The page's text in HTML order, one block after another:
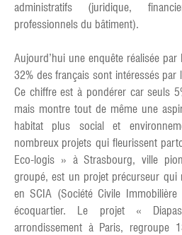
administratifs (juridique,
professionnels du bâtiment).
Aujourd’hui une enquête réalisée
32% des français sont intéressés par
Ce chiffre est à pondérer car seuls
mais montre tout de même une
habitat plus social et
nombreux projets qui fleurissent
Eco-logis » à Strasbourg, ville
groupé, est un projet précurseur qui
en SCIA (Société Civile Immobilière
écoquartier. Le projet «
arrondissement à Paris, regroupe